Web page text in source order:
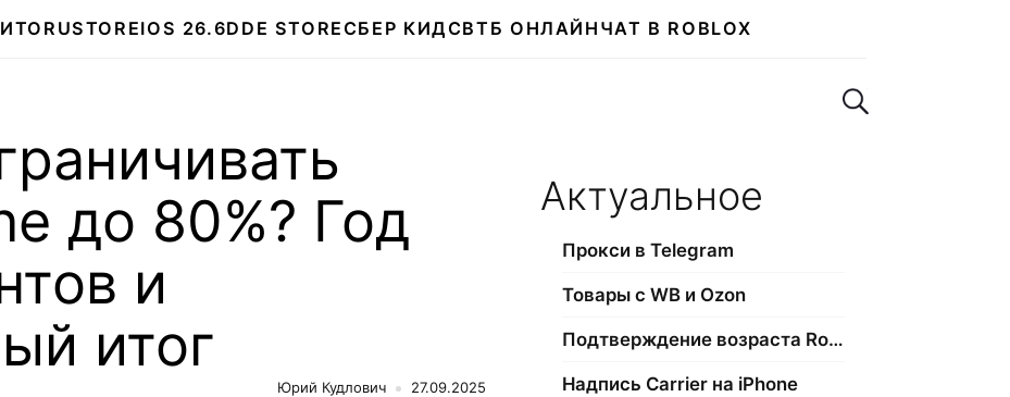
RUSTOREIOS 26.6DDE STORE СБЕР КИДСВТБ ОНЛАЙН ЧАТ В ROBLOX
Поиск по сайту
до 80%? Год
и
итог
Юрий Кудлович 27.09.2025
Актуальное
Прокси в Telegram
Товары с WB и Ozon
Подтверждение возраста Roblox
Надпись Carrier на iPhone